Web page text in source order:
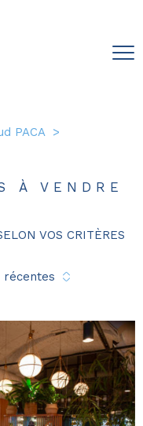
PACA
À VENDRE
VOS CRITÈRES
récentes